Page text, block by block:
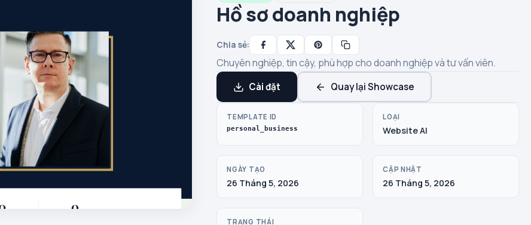
Hồ sơ doanh nghiệp
Chia sẻ:
Chuyên nghiệp, tin cậy, phù hợp cho doanh nghiệp và tư vấn viên.
Cài đặt Quay lại Showcase
TEMPLATE ID
personal_business
LOẠI
Website AI
NGÀY TẠO
26 Tháng 5, 2026
CẬP NHẬT
26 Tháng 5, 2026
TRẠNG THÁI